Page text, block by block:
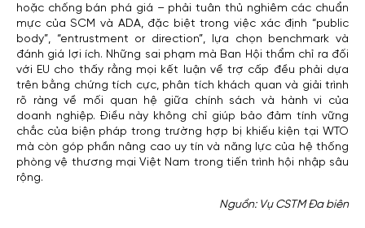
hoặc chống bán phá giá – phải tuân thủ nghiêm các chuẩn
mực của SCM và ADA, đặc biệt trong việc xác định “public
body”, “entrustment or direction”, lựa chọn benchmark và
đánh giá lợi ích. Những sai phạm mà Ban Hội thẩm chỉ ra đối
với EU cho thấy rằng mọi kết luận về trợ cấp đều phải dựa
trên bằng chứng tích cực, phân tích khách quan và giải trình
rõ ràng về mối quan hệ giữa chính sách và hành vi của
doanh nghiệp. Điều này không chỉ giúp bảo đảm tính vững
chắc của biện pháp trong trường hợp bị khiếu kiện tại WTO
mà còn góp phần nâng cao uy tín và năng lực của hệ thống
phòng vệ thương mại Việt Nam trong tiến trình hội nhập sâu
rộng.
Nguồn: Vụ CSTM Đa biên